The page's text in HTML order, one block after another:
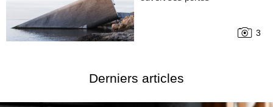
3
Derniers articles